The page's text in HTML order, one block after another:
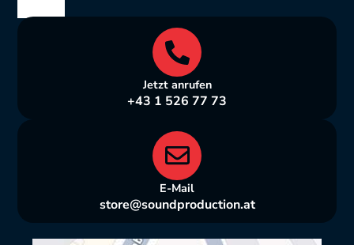
Wien
Jetzt anrufen
+43 1 526 77 73
E-Mail
store@soundproduction.at